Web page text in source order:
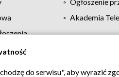
Akademia
Regulamin TVP
do serwisu", aby wyrazić